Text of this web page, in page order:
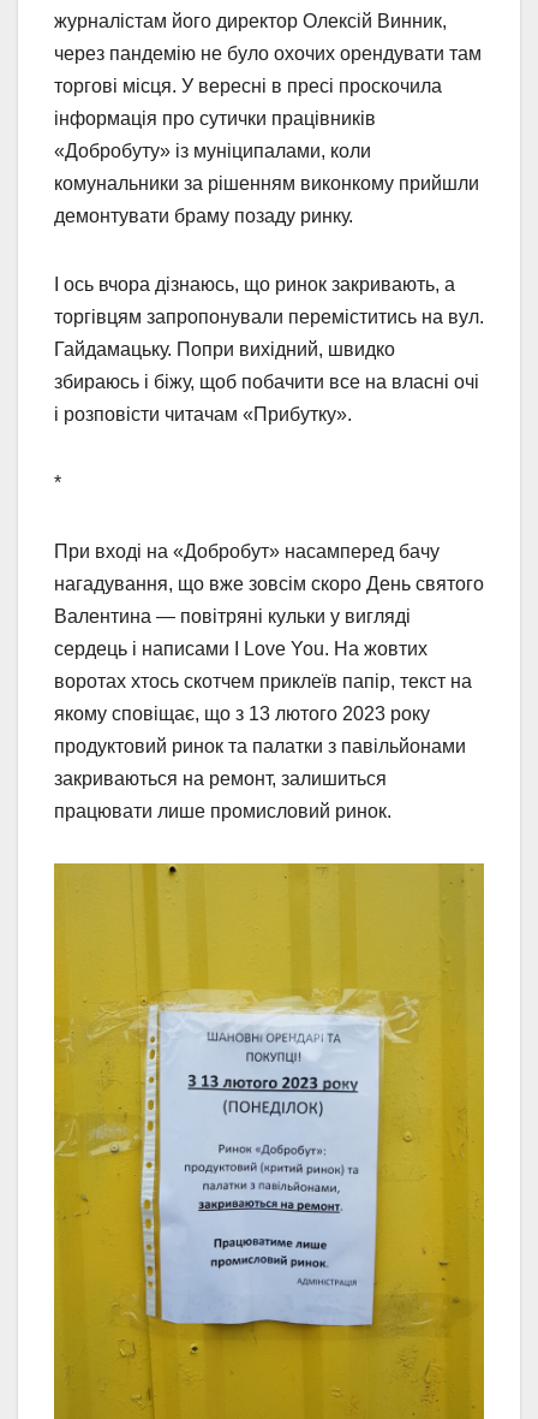
журналістам його директор Олексій Винник,
через пандемію не було охочих орендувати там
торгові місця. У вересні в пресі проскочила
інформація про сутички працівників
«Добробуту» із муніципалами, коли
комунальники за рішенням виконкому прийшли
демонтувати браму позаду ринку.
І ось вчора дізнаюсь, що ринок закривають, а
торгівцям запропонували переміститись на вул.
Гайдамацьку. Попри вихідний, швидко
збираюсь і біжу, щоб побачити все на власні очі
і розповісти читачам «Прибутку».
*
При вході на «Добробут» насамперед бачу
нагадування, що вже зовсім скоро День святого
Валентина — повітряні кульки у вигляді
сердець і написами I Love You. На жовтих
воротах хтось скотчем приклеїв папір, текст на
якому сповіщає, що з 13 лютого 2023 року
продуктовий ринок та палатки з павільйонами
закриваються на ремонт, залишиться
працювати лише промисловий ринок.